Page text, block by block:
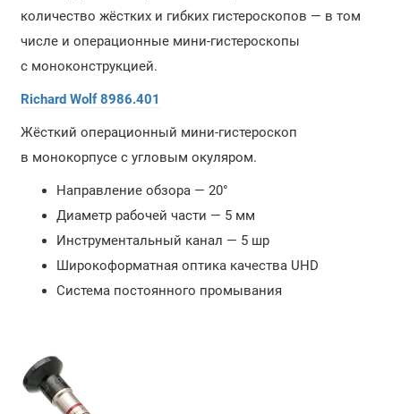
количество жёстких и гибких гистероскопов — в том
числе и операционные мини-гистероскопы
с моноконструкцией.
Richard Wolf8986.401
Жёсткий операционный мини-гистероскоп
в монокорпусе с угловым окуляром.
Направление обзора — 20°
Диаметр рабочей части — 5 мм
Инструментальный канал — 5 шр
Широкоформатная оптика качества UHD
Система постоянного промывания